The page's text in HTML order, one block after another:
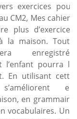
exercices pour
CM2, Mes cahiers
plus d’exercices
la maison. Toute
enregistrée
pourra le
En utilisant cette
en
en grammaire
vocabulaires. Une